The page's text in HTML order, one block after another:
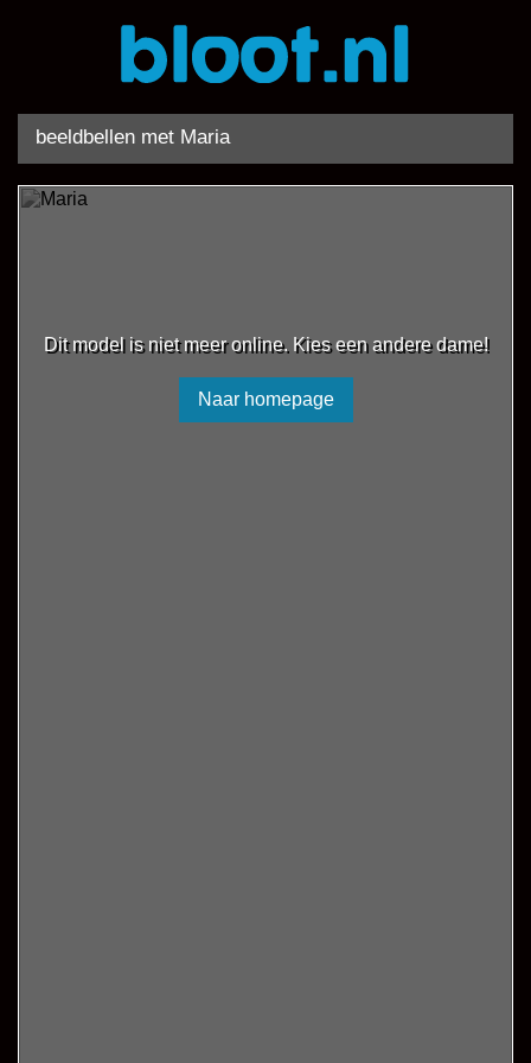
beeldbellen met Maria
Dit model is niet meer online. Kies een andere dame!
Naar homepage